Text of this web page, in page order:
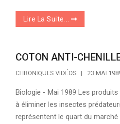
Lire La Suite...
COTON ANTI-
CHRONIQUES VIDÉOS 23 MAI
Biologie - Mai 1989 Les
à éliminer les insectes
représentent le quart du marché